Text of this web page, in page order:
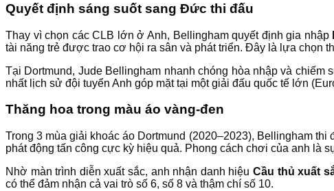
Quyết định sáng suốt sang Đức thi đấu
Thay vì chọn các CLB lớn ở Anh, Bellingham quyết định gia nhập
tài năng trẻ được trao cơ hội ra sân và phát triển. Đây là lựa chọn
Tại Dortmund, Jude Bellingham nhanh chóng hòa nhập và
nhất lịch sử đội tuyển Anh góp mặt tại một giải đấu quốc tế lớn
Thăng hoa trong màu áo vàng-đen
Trong 3 mùa giải khoác áo Dortmund (2020–2023), Bellingham
phát động tấn công cực kỳ hiệu quả. Phong cách chơi của anh là
Nhờ màn trình diễn xuất sắc, anh nhận danh hiệu Cầu thủ xuất
có thể đảm nhận cả vai trò số 6, số 8 và thậm chí số 10.